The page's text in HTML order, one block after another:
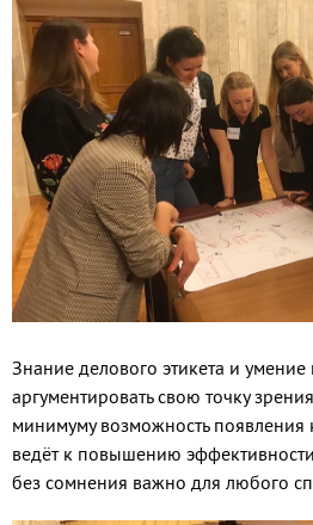
Знание делового этикета и умение
аргументировать свою точку
минимуму возможность появления
ведёт к повышению
без сомнения важно для любого